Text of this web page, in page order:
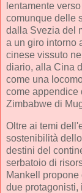
lentamente
comunque delle
dalla Svezia del
a un giro intorno
cinese vissuto
diario, alla Cina
come una
come appendice
Zimbabwe di
Oltre ai temi
sostenibilità
destini del
serbatoio di
Mankell
due protagonisti,